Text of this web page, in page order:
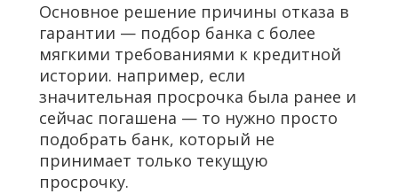
Основное решение причины отказа в
гарантии — подбор банка с более
мягкими требованиями к кредитной
истории. например, если
значительная просрочка была ранее и
сейчас погашена — то нужно просто
подобрать банк, который не
принимает только текущую
просрочку.